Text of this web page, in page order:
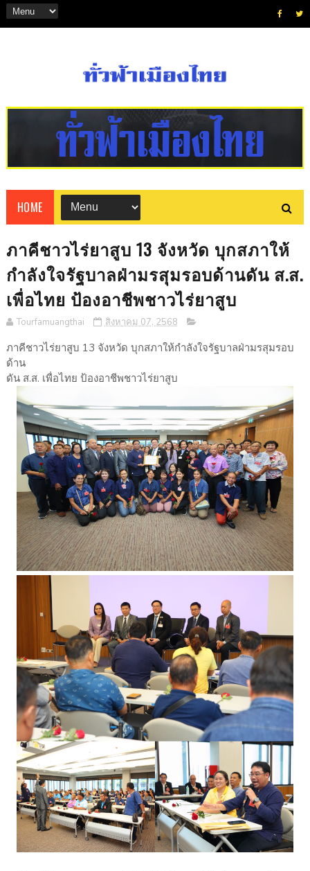
HOME
ภาคีชาวไร่ยาสูบ 13 จังหวัด บุกสภาให้
กำลังใจรัฐบาลฝ่ามรสุมรอบด้านดัน ส.ส.
เพื่อไทย ป้องอาชีพชาวไร่ยาสูบ
Tourfamuangthai สิงหาคม 07, 2568
ภาคีชาวไร่ยาสูบ 13 จังหวัด บุกสภาให้กำลังใจรัฐบาลฝ่ามรสุมรอบ
ด้าน
ดัน ส.ส. เพื่อไทย ป้องอาชีพชาวไร่ยาสูบ